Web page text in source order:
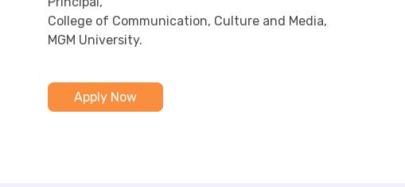
College of Communication, Culture and Media,
MGM University.
Apply Now